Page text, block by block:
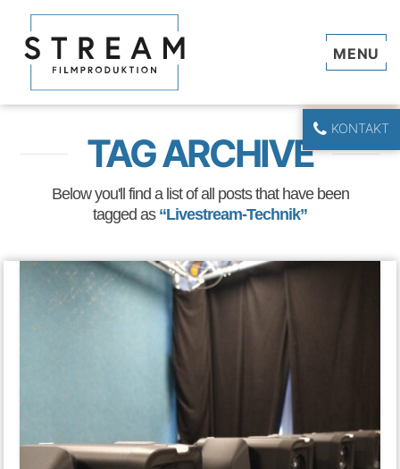
KONTAKT
TAG ARCHIVE
Below you'll find a list of all posts that have been
tagged as “Livestream-Technik”